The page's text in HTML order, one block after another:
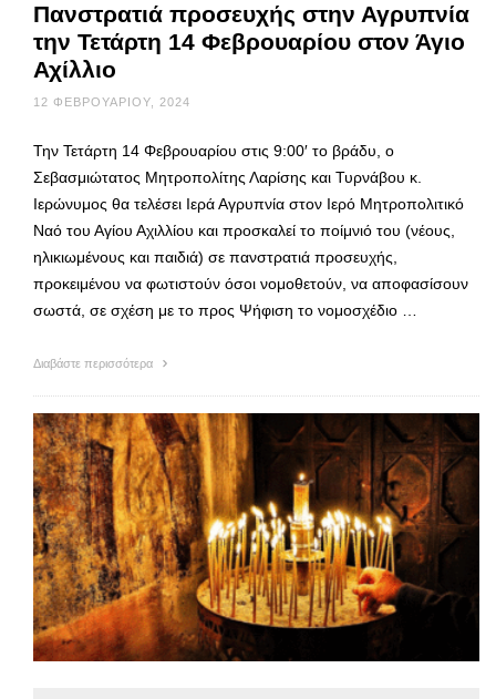
Πανστρατιά προσευχής στην Αγρυπνία
την Τετάρτη 14 Φεβρουαρίου στον Άγιο
Αχίλλιο
12 ΦΕΒΡΟΥΑΡΊΟΥ, 2024
Την Τετάρτη 14 Φεβρουαρίου στις 9:00′ το βράδυ, ο
Σεβασμιώτατος Μητροπολίτης Λαρίσης και Τυρνάβου κ.
Ιερώνυμος θα τελέσει Ιερά Αγρυπνία στον Ιερό Μητροπολιτικό
Ναό του Αγίου Αχιλλίου και προσκαλεί το ποίμνιό του (νέους,
ηλικιωμένους και παιδιά) σε πανστρατιά προσευχής,
προκειμένου να φωτιστούν όσοι νομοθετούν, να αποφασίσουν
σωστά, σε σχέση με το προς Ψήφιση το νομοσχέδιο …
Διαβάστε περισσότερα